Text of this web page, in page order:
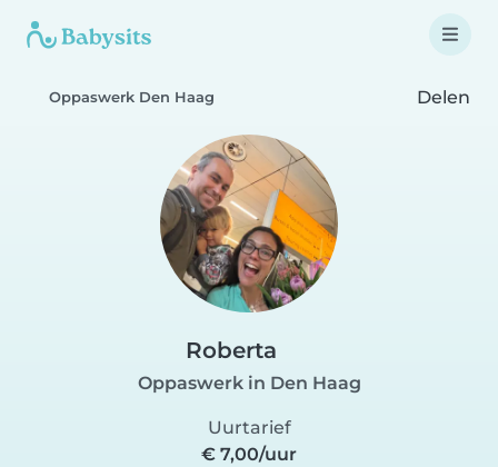
Oppaswerk Den Haag Delen
Roberta
Oppaswerk in Den Haag
Uurtarief
€ 7,00/uur